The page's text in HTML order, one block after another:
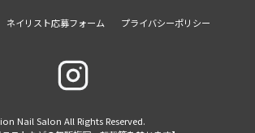
ネイリスト応募フォーム プライバシーポリシー
Nail Salon All Rights Reserved.